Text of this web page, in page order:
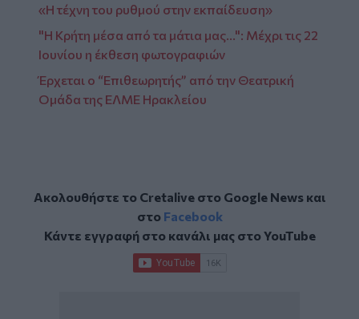
«Η τέχνη του ρυθμού στην εκπαίδευση»
"Η Κρήτη μέσα από τα μάτια μας...": Μέχρι τις 22
Ιουνίου η έκθεση φωτογραφιών
Έρχεται ο “Επιθεωρητής” από την Θεατρική
Ομάδα της ΕΛΜΕ Ηρακλείου
Ακολουθήστε το Cretalive στο Google Newsκαι
στο Facebook
Κάντε εγγραφή στο κανάλι μας στοYouTube